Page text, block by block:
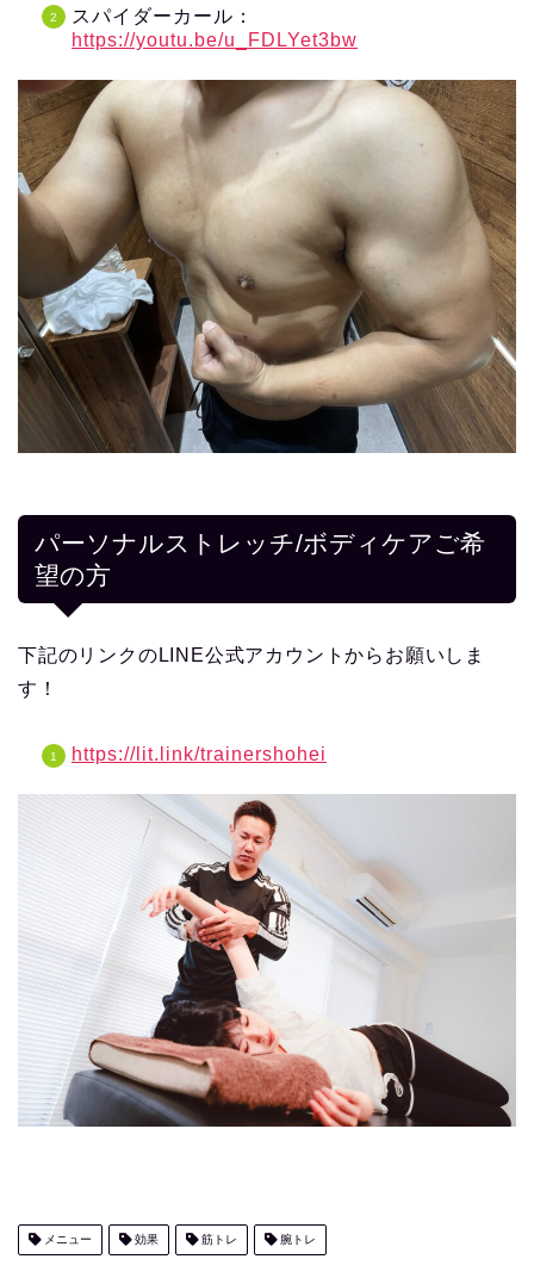
スパイダーカール：
https://youtu.be/u_FDLYet3bw
パーソナルストレッチ/ボディケアご希
望の方
下記のリンクのLINE公式アカウントからお願いしま
す！
https://lit.link/trainershohei
メニュー 効果 筋トレ 腕トレ